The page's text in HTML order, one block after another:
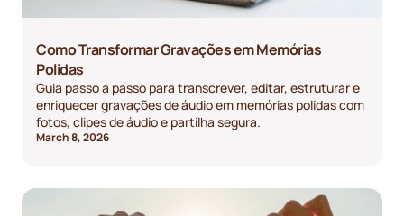
Como Transformar Gravações em Memórias
Polidas
Guia passo a passo para transcrever, editar, estruturar e
enriquecer gravações de áudio em memórias polidas com
fotos, clipes de áudio e partilha segura.
March 8, 2026